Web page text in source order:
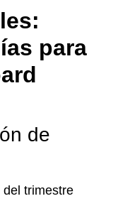
para
de
trimestre